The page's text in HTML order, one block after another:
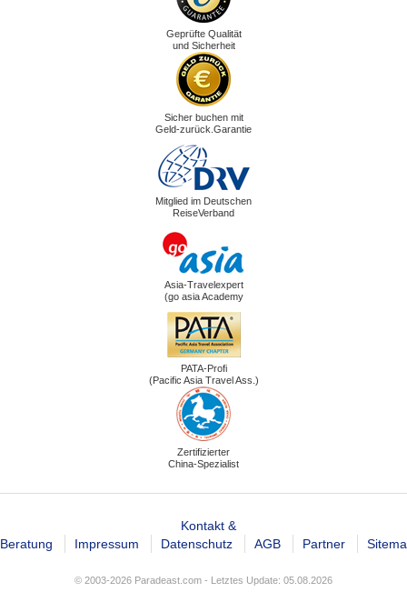
Geprüfte Qualität
und Sicherheit
Sicher buchen mit
Geld-zurück.Garantie
Mitglied im Deutschen
ReiseVerband
Asia-Travelexpert
(go asia Academy
PATA-Profi
(Pacific Asia Travel Ass.)
Zertifizierter
China-Spezialist
Kontakt &
Beratung
Impressum Datenschutz AGB Partner
© 2003-2026 Paradeast.com - Letztes Update: 05.08.2026